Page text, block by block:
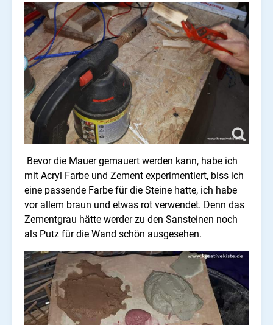
Bevor die Mauer gemauert werden kann, habe ich
mit Acryl Farbe und Zement experimentiert, biss ich
eine passende Farbe für die Steine hatte, ich habe
vor allem braun und etwas rot verwendet. Denn das
Zementgrau hätte werder zu den Sansteinen noch
als Putz für die Wand schön ausgesehen.